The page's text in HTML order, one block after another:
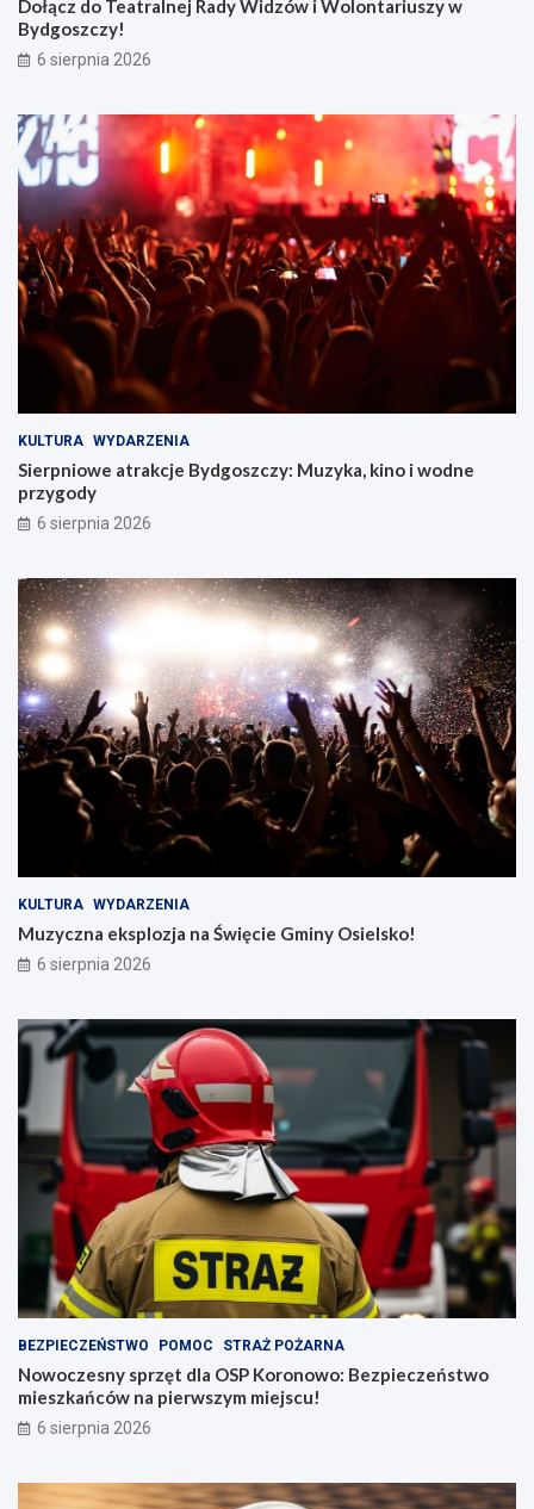
Dołącz do Teatralnej Rady Widzów i Wolontariuszy w
Bydgoszczy!
6 sierpnia 2026
KULTURA WYDARZENIA
Sierpniowe atrakcje Bydgoszczy: Muzyka, kino i wodne
przygody
6 sierpnia 2026
KULTURA WYDARZENIA
Muzyczna eksplozja na Święcie Gminy Osielsko!
6 sierpnia 2026
BEZPIECZEŃSTWO POMOC STRAŻ POŻARNA
Nowoczesny sprzęt dla OSP Koronowo: Bezpieczeństwo
mieszkańców na pierwszym miejscu!
6 sierpnia 2026